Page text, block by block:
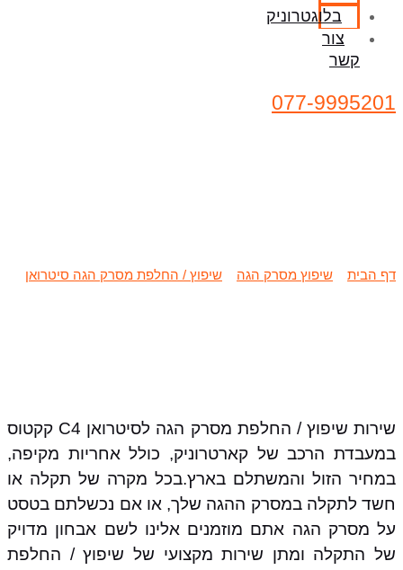
בלוגטרוניק
צור
קשר
077-9995201
דף הבית שיפוץ מסרק הגה שיפוץ / החלפת מסרק הגה סיטרואן
שירות שיפוץ / החלפת מסרק הגה לסיטרואן C4 קקטוס
במעבדת הרכב של קארטרוניק, כולל אחריות מקיפה,
במחיר הזול והמשתלם בארץ.בכל מקרה של תקלה או
חשד לתקלה במסרק ההגה שלך, או אם נכשלתם בטסט
על מסרק הגה אתם מוזמנים אלינו לשם אבחון מדויק
של התקלה ומתן שירות מקצועי של שיפוץ / החלפת